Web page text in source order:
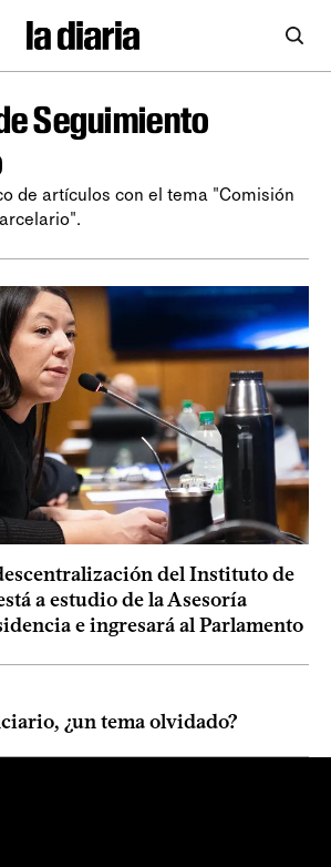
Seguimiento
de artículos con el tema "Comisión
del Instituto de
a estudio de la Asesoría
e ingresará al Parlamento
¿un tema olvidado?